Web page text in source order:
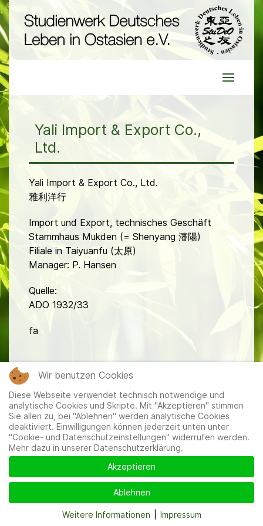
Yali Import & Export Co.,
Ltd.
Yali Import & Export Co., Ltd.
雅利洋行
Import und Export, technisches Geschäft
Stammhaus Mukden (= Shenyang 瀋陽)
Filiale in Taiyuanfu (太原)
Manager: P. Hansen
Quelle:
ADO 1932/33
fa
Mitglieder|Impressum|Datenschutzerklärung |Cookie-
und Datenschutzeinstellungen
Wir benutzen Cookies
Diese Webseite verwendet technisch notwendige und
analytische Cookies und Skripte. Mit "Akzeptieren" stimmen
Sie allen zu, bei "Ablehnen" werden analytische Cookies
deaktiviert. Einwilligungen können jederzeit unten unter
"Cookie- und Datenschutzeinstellungen" widerrufen werden.
Mehr dazu in unserer Datenschutzerklärung.
Akzeptieren
Ablehnen
Weitere Informationen Impressum